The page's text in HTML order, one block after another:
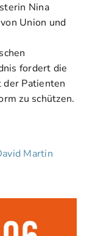
Nina
Union und
fordert die
Patienten
zu schützen.
Martin